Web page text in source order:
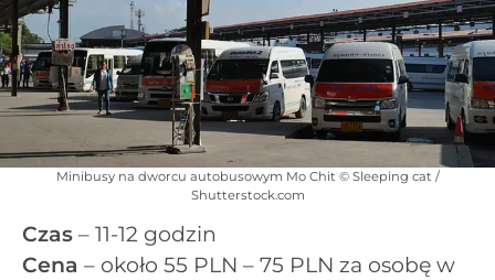
Minibusy na dworcu autobusowym Mo Chit © Sleeping cat /
Shutterstock.com
Czas – 11-12 godzin
Cena – około 55 PLN – 75 PLN za osobę w